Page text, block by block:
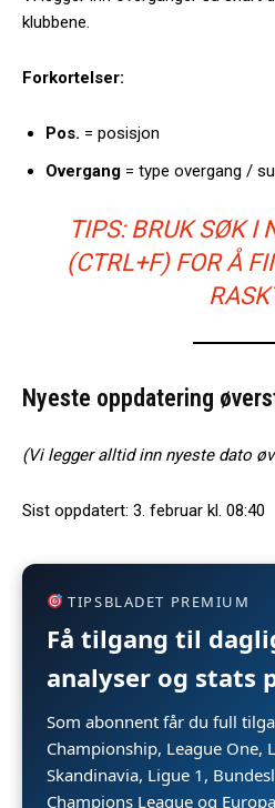
klubbene.
Forkortelser:
Pos. = posisjon
Overgang = type overgang /
TIPS: BRUK SØK I
(CTRL+F) FOR Å
Nyeste oppdatering
(Vi legger alltid inn nyeste dato
Sist oppdatert: 3. februar kl. 08:40
TIPSBLADET PREMIUM
Få tilgang til
analyser og stats
Som abonnent får du full
Championship, League One,
Skandinavia, Ligue 1,
Champions League og